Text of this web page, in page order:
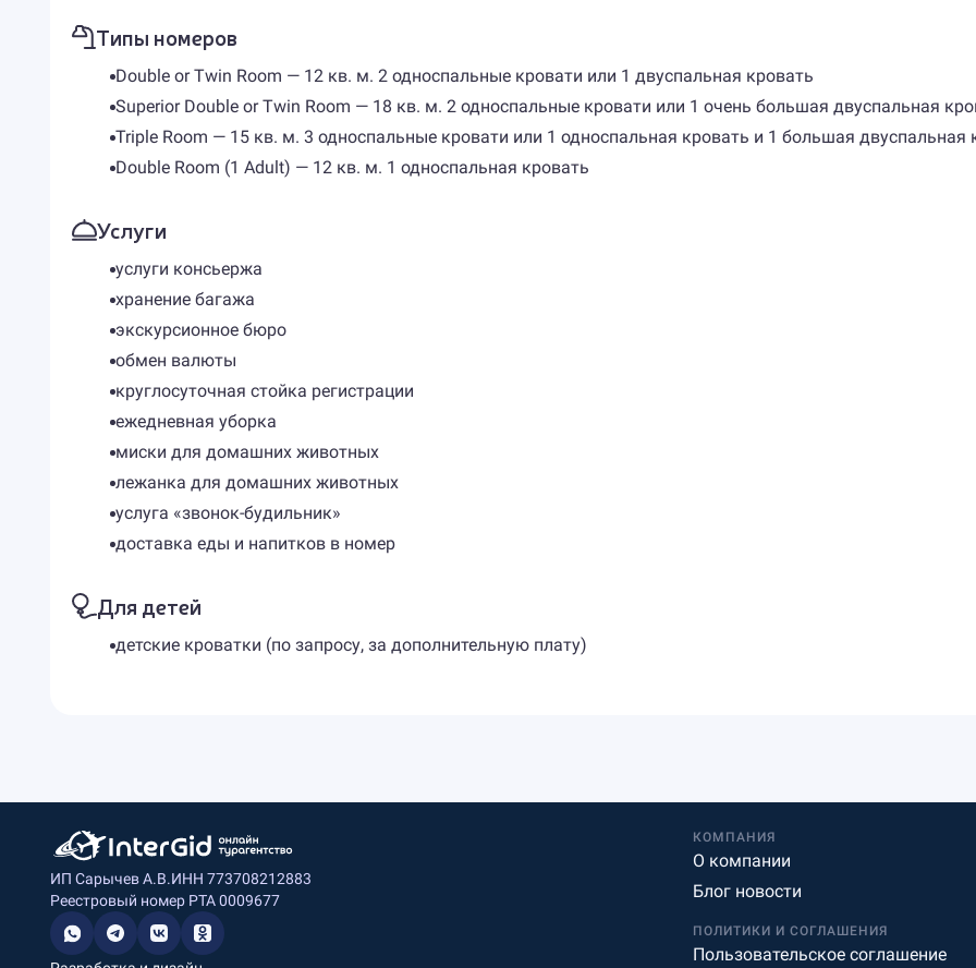
Типы номеров
Double or Twin Room — 12 кв. м. 2 односпальные кровати или 1 двуспальная кровать
Superior Double or Twin Room — 18 кв. м. 2 односпальные кровати или 1 очень большая двуспальная
Triple Room — 15 кв. м. 3 односпальные кровати или 1 односпальная кровать и 1 большая двуспальная
Double Room (1 Adult) — 12 кв. м. 1 односпальная кровать
Услуги
услуги консьержа
хранение багажа
экскурсионное бюро
обмен валюты
круглосуточная стойка регистрации
ежедневная уборка
миски для домашних животных
лежанка для домашних животных
услуга «звонок-будильник»
доставка еды и напитков в номер
Для детей
детские кроватки (по запросу, за дополнительную плату)
ИП Сарычев А.В.ИНН 773708212883
Реестровый номер РТА 0009677
КОМПАНИЯ
О компании
Блог новости
ПОЛИТИКИ И СОГЛАШЕНИЯ
Пользовательское соглашение